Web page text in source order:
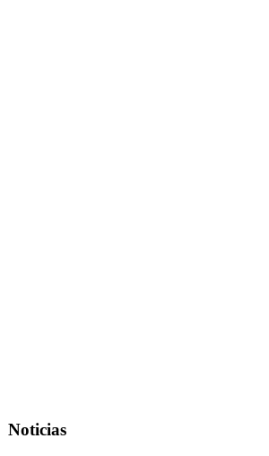
Noticias